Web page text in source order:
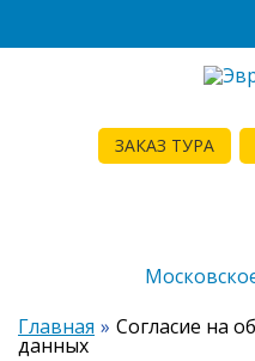
ЗАКАЗ ТУРА
Главная
Согласие на
данных